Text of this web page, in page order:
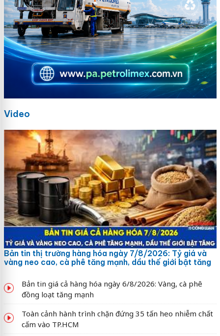
Video
Bản tin thị trường hàng hóa ngày 7/8/2026: Tỷ giá và
vàng neo cao, cà phê tăng mạnh, dầu thế giới bật tăng
Bản tin giá cả hàng hóa ngày 6/8/2026: Vàng, cà phê
đồng loạt tăng mạnh
Toàn cảnh hành trình chặn đứng 35 tấn heo nhiễm chất
cấm vào TP.HCM